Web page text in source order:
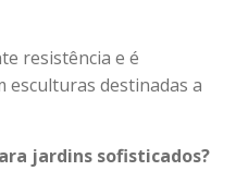
resistência e é
destinadas a
jardins sofisticados?